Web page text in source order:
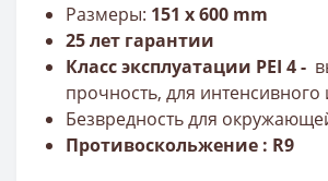
Размеры: 151 x 600 mm
25 лет гарантии
Класс эксплуатации PEI 4 -
прочность, для
Безвредность для
Противоскольжение : R9